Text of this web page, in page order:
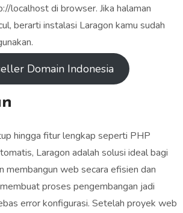
localhost di browser. Jika halaman
berarti instalasi Laragon kamu sudah
Domain Indonesia
hingga fitur lengkap seperti PHP
Laragon adalah solusi ideal bagi
membangun web secara efisien dan
proses pengembangan jadi
error konfigurasi. Setelah proyek web